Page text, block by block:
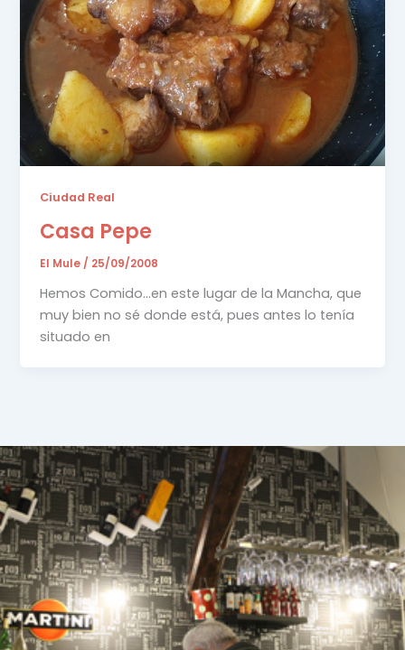
Ciudad Real
Casa Pepe
El Mule / 25/09/2008
Hemos Comido…en este lugar de la Mancha, que
muy bien no sé donde está, pues antes lo tenía
situado en